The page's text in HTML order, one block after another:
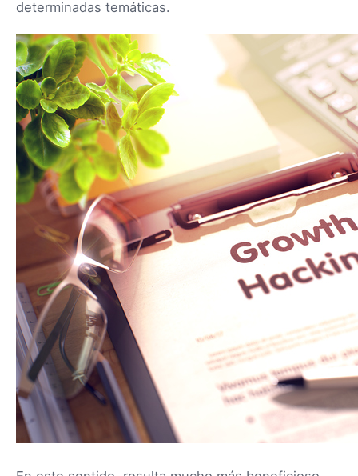
determinadas temáticas.